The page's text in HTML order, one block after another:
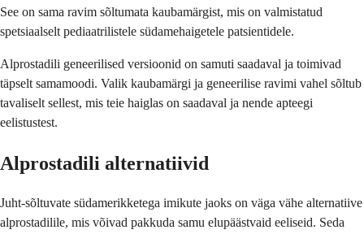
See on sama ravim sõltumata kaubamärgist, mis on valmistatud
spetsiaalselt pediaatrilistele südamehaigetele patsientidele.
Alprostadili geneerilised versioonid on samuti saadaval ja toimivad
täpselt samamoodi. Valik kaubamärgi ja geneerilise ravimi vahel sõltub
tavaliselt sellest, mis teie haiglas on saadaval ja nende apteegi
eelistustest.
Alprostadili alternatiivid
Juht-sõltuvate südamerikketega imikute jaoks on väga vähe alternatiive
alprostadilile, mis võivad pakkuda samu elupäästvaid eeliseid. Seda